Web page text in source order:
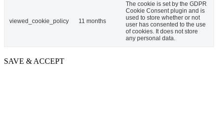
viewed_cookie_policy 11 months
The cookie is set by the GDPR
Cookie Consent plugin and is
used to store whether or not
user has consented to the use
of cookies. It does not store
any personal data.
SAVE & ACCEPT